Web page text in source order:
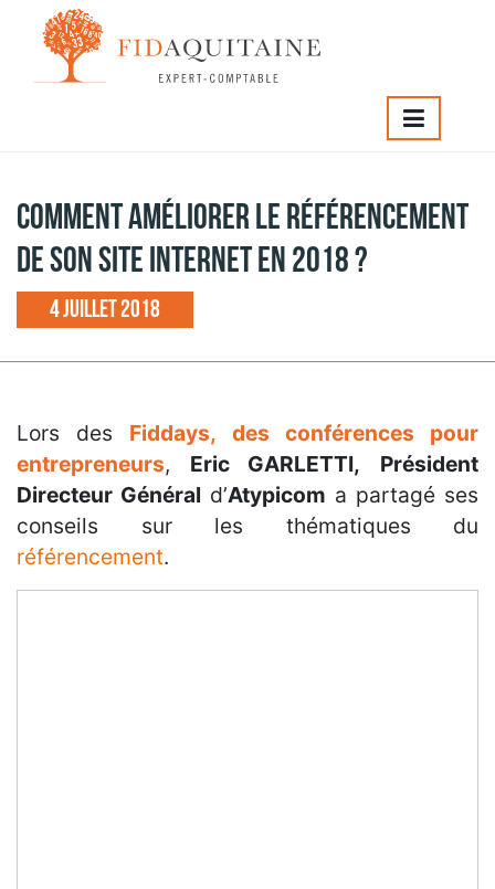
Comment améliorer le référencement de
Comment améliorer le référencement
de son site internet en 2018 ?
4 juillet 2018
Lors des Fiddays, des conférences pour
entrepreneurs, Eric GARLETTI,
Président
Directeur Général d’Atypicom a partagé ses
conseils sur les thématiques du
référencement.